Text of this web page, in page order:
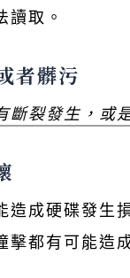
讀取。
者髒污
斷裂發生，或
造成硬碟發生
都有可能造